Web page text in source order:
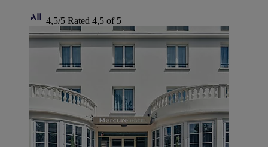
4,5/5 Rated 4,5 of 5